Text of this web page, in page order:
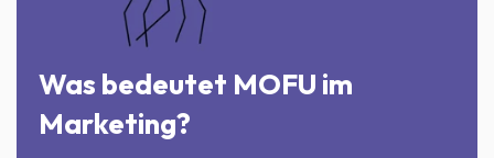
Was bedeutet MOFU im
Marketing?